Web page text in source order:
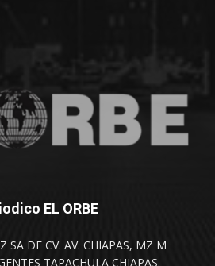
EL ORBE
SA DE CV. AV. CHIAPAS, MZ M
TAPACHULA CHIAPAS.